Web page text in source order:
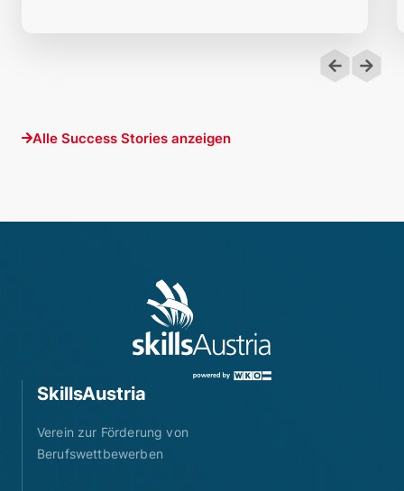
Alle Success Stories anzeigen
SkillsAustria
Verein zur Förderung von
Berufswettbewerben